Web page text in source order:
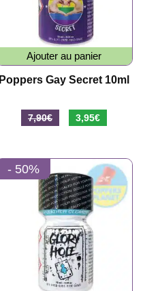
Ajouter au panier
Poppers Gay Secret 10ml
7,90€
Le
était :
7,90€.
3,95€
est :
3,95€.
- 50%